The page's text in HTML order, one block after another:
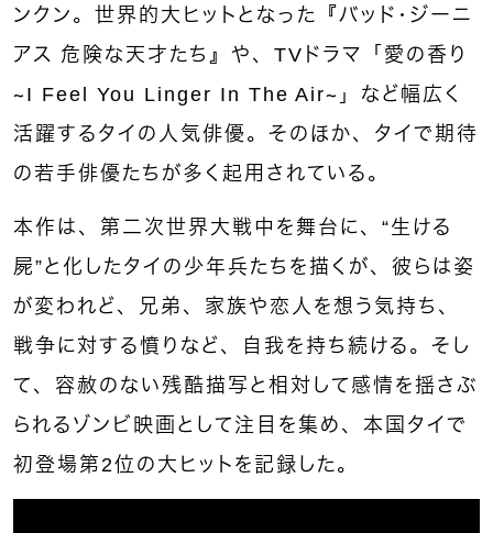
ンクン。世界的大ヒットとなった『バッド・ジーニ
アス 危険な天才たち』や、TVドラマ「愛の香り
～I Feel You Linger In The Air～」など幅広く
活躍するタイの人気俳優。そのほか、タイで期待
の若手俳優たちが多く起用されている。
本作は、第二次世界大戦中を舞台に、“生ける
屍”と化したタイの少年兵たちを描くが、彼らは姿
が変われど、兄弟、家族や恋人を想う気持ち、
戦争に対する憤りなど、自我を持ち続ける。そし
て、容赦のない残酷描写と相対して感情を揺さぶ
られるゾンビ映画として注目を集め、本国タイで
初登場第2位の大ヒットを記録した。